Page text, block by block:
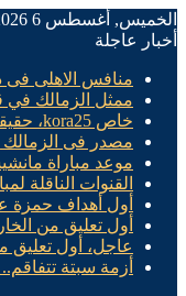
الخميس, أغسطس 6 2026
أخبار عاجلة
منافس الاهلى فى دور الـ 32 من بطولة
ممثل الزمالك في
خاص kora25، حقيقة ما قيل عن تفاوض النادي الاهلي مع المدافع الدولي الليبي علي يوسف
مصدر فى الزمالك
موعد مباراة
القنوات الناقلة
أول أهداف حمزة
أول تعليق من
عاجل، أول تعليق
أزمة سبتة